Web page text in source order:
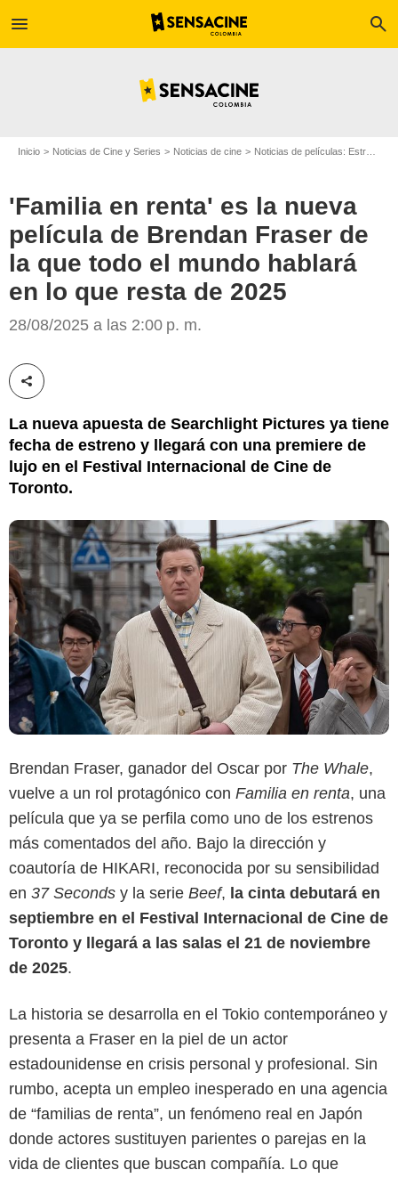
menu search
Inicio Noticias de Cine y Series Noticias de cine Noticias de películas: Estreno de película
'Familia en renta' es la nueva
película de Brendan Fraser de
la que todo el mundo hablará
en lo que resta de 2025
28/08/2025 a las 2:00 p. m.
Compartir esta noticia
La nueva apuesta de Searchlight Pictures ya tiene
fecha de estreno y llegará con una premiere de
lujo en el Festival Internacional de Cine de
Toronto.
Brendan Fraser, ganador del Oscar por The Whale,
vuelve a un rol protagónico con Familia en renta, una
película que ya se perfila como uno de los estrenos
más comentados del año. Bajo la dirección y
coautoría de HIKARI, reconocida por su sensibilidad
en 37 Seconds y la serie Beef, la cinta debutará en
septiembre en el Festival Internacional de Cine de
Toronto y llegará a las salas el 21 de noviembre
de 2025.
La historia se desarrolla en el Tokio contemporáneo y
presenta a Fraser en la piel de un actor
estadounidense en crisis personal y profesional. Sin
rumbo, acepta un empleo inesperado en una agencia
de “familias de renta”, un fenómeno real en Japón
donde actores sustituyen parientes o parejas en la
vida de clientes que buscan compañía. Lo que
IMDb